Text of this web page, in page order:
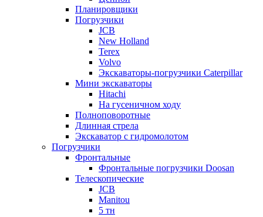
Планировщики
Погрузчики
JCB
New Holland
Terex
Volvo
Экскаваторы-погрузчики Caterpillar
Мини экскаваторы
Hitachi
На гусеничном ходу
Полноповоротные
Длинная стрела
Экскаватор с гидромолотом
Погрузчики
Фронтальные
Фронтальные погрузчики Doosan
Телескопические
JCB
Manitou
5 тн